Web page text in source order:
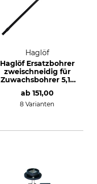
Haglöf
Haglöf Ersatzbohrer
zweischneidig für
Zuwachsbohrer 5,15
ab 151,00
8 Varianten